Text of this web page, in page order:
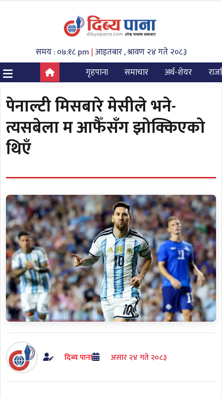
समय : ०७:१८ pm |आइतबार , श्रावण २४ गते २०८३
गृहपाना
समाचार अर्थ-शेयर
पेनाल्टी मिसबारे मेसीले भने-
त्यसबेला म आफैँसँग झोक्किएको
थिएँ
दिब्य पाना असार २४ गते २०८३